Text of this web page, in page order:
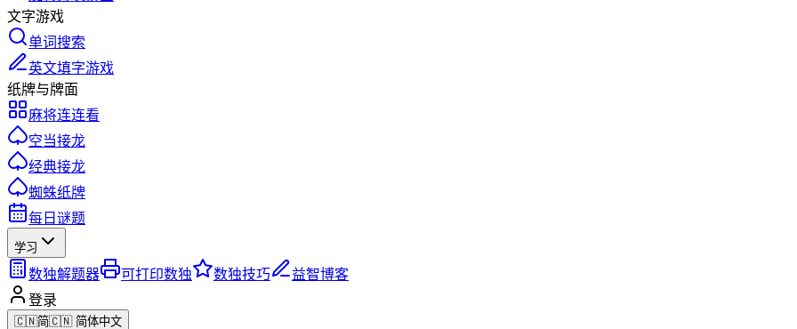
文字游戏
单词搜索
英文填字游戏
纸牌与牌面
麻将连连看
空当接龙
经典接龙
蜘蛛纸牌
每日谜题
学习
数独解题器 可打印数独 数独技巧
益智博客
登录
🇨🇳简🇨🇳 简体中文